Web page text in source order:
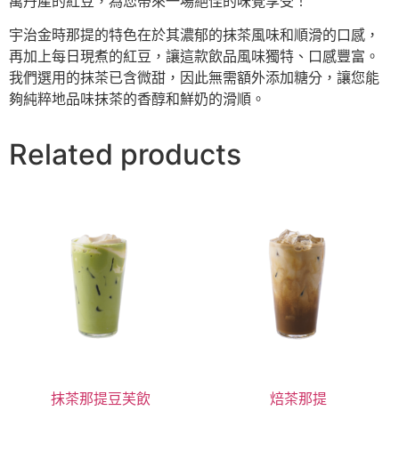
宇治金時那提的特色在於其濃郁的抹茶風味和順滑的口感，
再加上每日現煮的紅豆，讓這款飲品風味獨特、口感豐富。
我們選用的抹茶已含微甜，因此無需額外添加糖分，讓您能
夠純粹地品味抹茶的香醇和鮮奶的滑順。
Related products
抹茶那提豆芙飲 焙茶那提